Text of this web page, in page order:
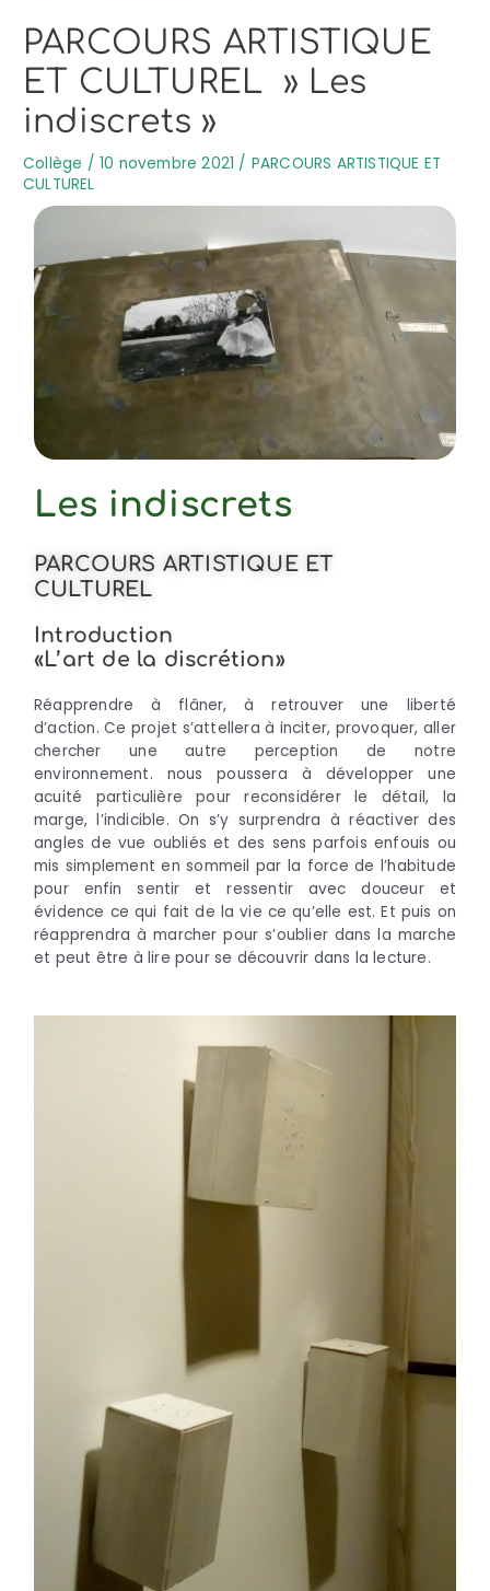
PARCOURS ARTISTIQUE
ET CULTUREL » Les
indiscrets »
Collège /10 novembre 2021 / PARCOURS ARTISTIQUE ET
CULTUREL
Les indiscrets
PARCOURS ARTISTIQUE ET
CULTUREL
Introduction
«L’art de la discrétion»
Réapprendre à flâner, à retrouver une liberté
d’action. Ce projet s’attellera à inciter, provoquer, aller
chercher une autre perception de notre
environnement. nous poussera à développer une
acuité particulière pour reconsidérer le détail, la
marge, l’indicible. On s’y surprendra à réactiver des
angles de vue oubliés et des sens parfois enfouis ou
mis simplement en sommeil par la force de l’habitude
pour enfin sentir et ressentir avec douceur et
évidence ce qui fait de la vie ce qu’elle est. Et puis on
réapprendra à marcher pour s’oublier dans la marche
et peut être à lire pour se découvrir dans la lecture.